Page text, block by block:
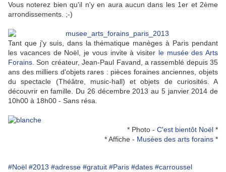
Vous noterez bien qu'il n'y en aura aucun dans les 1er et 2ème
arrondissements. ;-)
Tant que j'y suis, dans la thématique manèges à Paris pendant
les vacances de Noël, je vous invite à visiter le musée des Arts
Forains . Son créateur, Jean-Paul Favand, a rassemblé depuis 35
ans des milliers d'objets rares : pièces foraines anciennes, objets
du spectacle (Théâtre, music-hall) et objets de curiosités. A
découvrir en famille. Du 26 décembre 2013 au 5 janvier 2014 de
10h00 à 18h00 - Sans résa.
* Photo - C'est bientôt Noël *
* Affiche - Musées des arts forains *
#Noël #2013 #adresse #gratuit #Paris #dates #carroussel